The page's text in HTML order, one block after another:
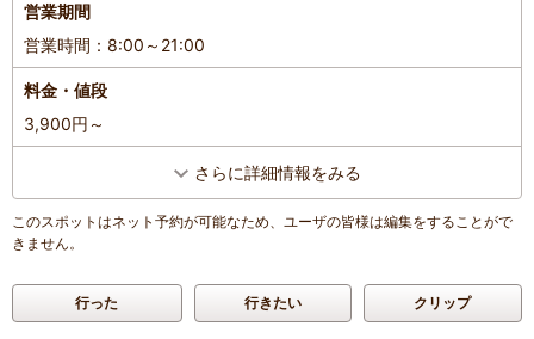
営業期間
営業時間：8:00～21:00
料金・値段
3,900円～
さらに詳細情報をみる
このスポットはネット予約が可能なため、ユーザの皆様は編集をすることがで
きません。
行った 行きたい クリップ